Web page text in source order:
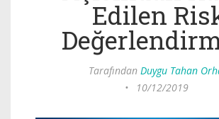
Edilen
Tarafından Duygu Tahan
•
10/12/2019